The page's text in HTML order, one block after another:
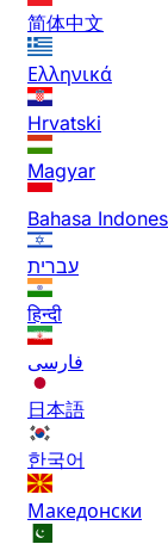
简体中文
Ελληνικά
Hrvatski
Magyar
Bahasa
עברית
हिन्दी
فارسی
日本語
한국어
Македонски